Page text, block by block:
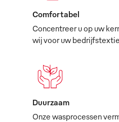
Comfortabel
Concentreer u op uw
wij voor uw
Duurzaam
Onze wasprocessen